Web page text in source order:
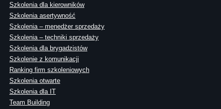
Szkolenia dla kierowników
Szkolenia asertywność
Szkolenia – menedżer sprzedaży
Szkolenia – techniki sprzedaży
Szkolenia dla brygadzistów
Szkolenie z komunikacji
Ranking firm szkoleniowych
Szkolenia otwarte
Szkolenia dla IT
Team Building